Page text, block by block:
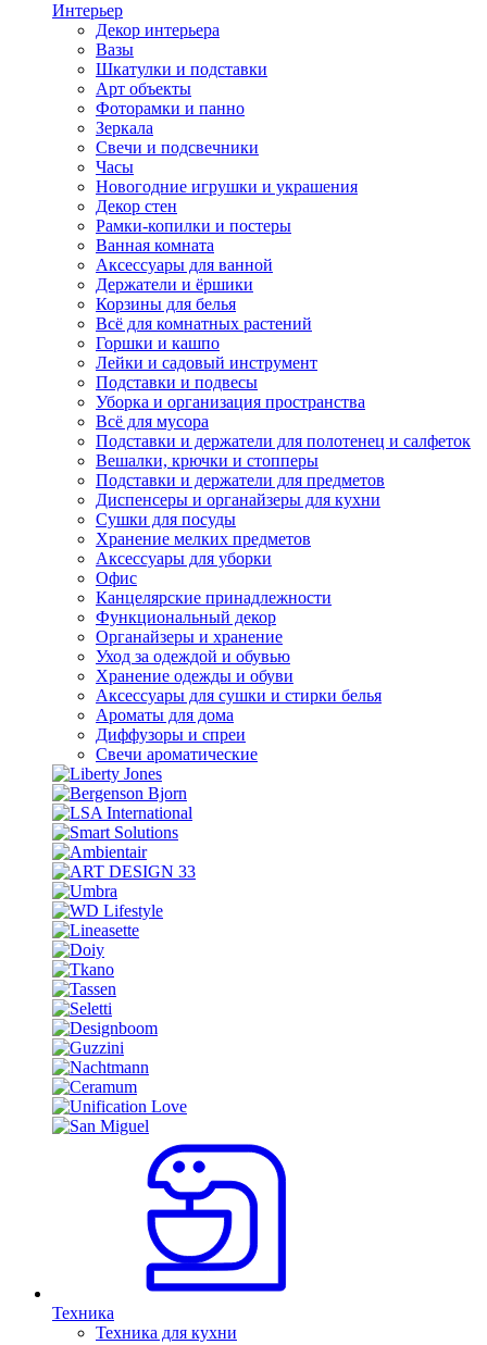
Интерьер
Декор интерьера
Вазы
Шкатулки и подставки
Арт объекты
Фоторамки и панно
Зеркала
Свечи и подсвечники
Часы
Новогодние игрушки и украшения
Декор стен
Рамки-копилки и постеры
Ванная комната
Аксессуары для ванной
Держатели и ёршики
Корзины для белья
Всё для комнатных растений
Горшки и кашпо
Лейки и садовый инструмент
Подставки и подвесы
Уборка и организация пространства
Всё для мусора
Подставки и держатели для полотенец и салфеток
Вешалки, крючки и стопперы
Подставки и держатели для предметов
Диспенсеры и органайзеры для кухни
Сушки для посуды
Хранение мелких предметов
Аксессуары для уборки
Офис
Канцелярские принадлежности
Функциональный декор
Органайзеры и хранение
Уход за одеждой и обувью
Хранение одежды и обуви
Аксессуары для сушки и стирки белья
Ароматы для дома
Диффузоры и спреи
Свечи ароматические
Техника
Техника для кухни